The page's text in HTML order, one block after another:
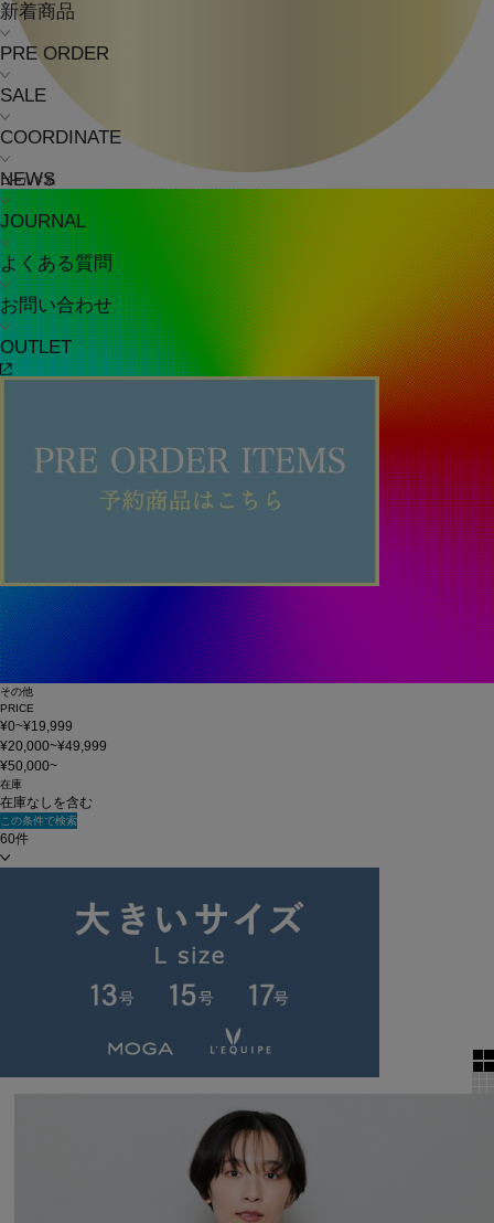
新着商品
PRE ORDER
SALE
COORDINATE
NEWS
JOURNAL
よくある質問
お問い合わせ
OUTLET
ゴールド系
その他
PRICE
¥0~¥19,999
¥20,000~¥49,999
¥50,000~
在庫
在庫なしを含む
この条件で検索
60件